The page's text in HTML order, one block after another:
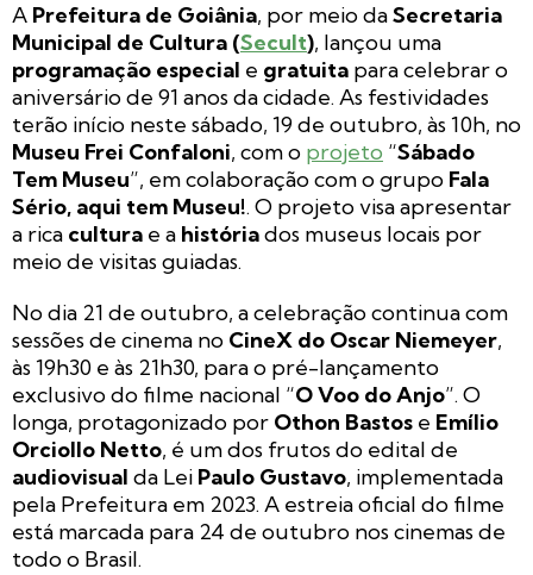
A Prefeitura de Goiânia, por meio daSecretaria
Municipal de Cultura (Secult), lançou uma
programação especial e gratuita para celebrar o
aniversário de 91 anos da cidade. As festividades
terão início neste sábado, 19 de outubro, às 10h, no
Museu Frei Confaloni, com o projeto “Sábado
Tem Museu”, em colaboração com o grupo Fala
Sério, aqui tem Museu!. O projeto visa apresentar
a rica cultura e a históriados museus locais por
meio de visitas guiadas.
No dia 21 de outubro, a celebração continua com
sessões de cinema no CineX do Oscar Niemeyer,
às 19h30 e às 21h30, para o pré-lançamento
exclusivo do filme nacional “O Voo do Anjo”. O
longa, protagonizado por Othon Bastos e Emílio
Orciollo Netto, é um dos frutos do edital de
audiovisual da Lei Paulo Gustavo, implementada
pela Prefeitura em 2023. A estreia oficial do filme
está marcada para 24 de outubro nos cinemas de
todo o Brasil.